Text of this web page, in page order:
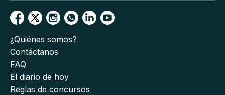
¿Quiénes somos?
Contáctanos
FAQ
El diario de hoy
Reglas de concursos